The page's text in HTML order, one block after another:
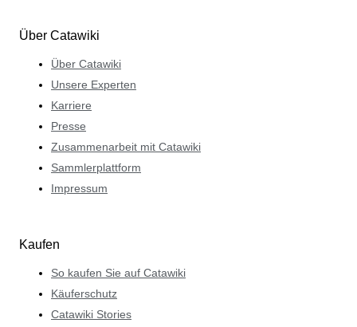
Über Catawiki
Über Catawiki
Unsere Experten
Karriere
Presse
Zusammenarbeit mit Catawiki
Sammlerplattform
Impressum
Kaufen
So kaufen Sie auf Catawiki
Käuferschutz
Catawiki Stories